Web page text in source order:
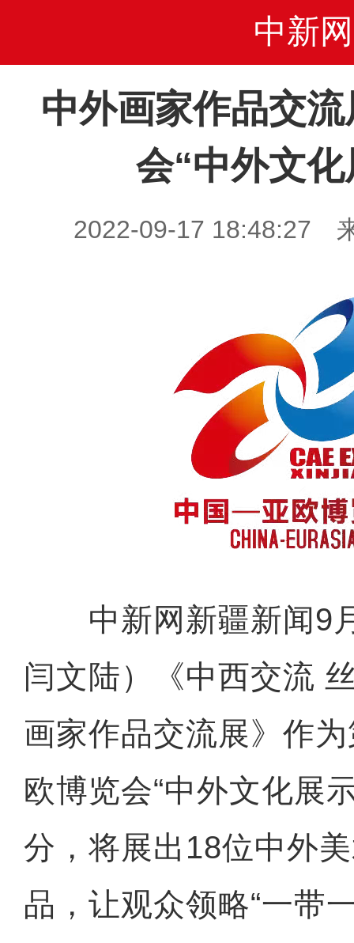
中新网
中外画家作品交
会“中外文
2022-09-17 18:48:27
中新网新疆新闻9
闫文陆）《中西交流
画家作品交流展》作
欧博览会“中外文化展
分，将展出18位中外
品，让观众领略“一带